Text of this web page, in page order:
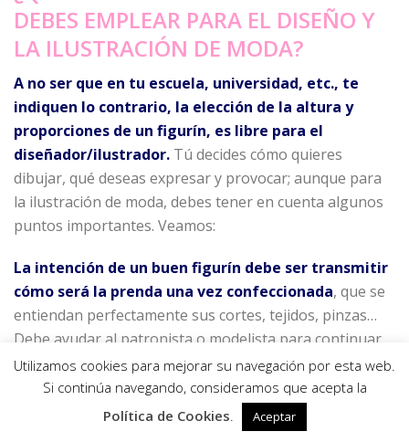
DEBES EMPLEAR PARA EL DISEÑO Y
LA ILUSTRACIÓN DE MODA?
A no ser que en tu escuela, universidad, etc., te
indiquen lo contrario, la elección de la altura y
proporciones de un figurín, es libre para el
diseñador/ilustrador. Tú decides cómo quieres
dibujar, qué deseas expresar y provocar; aunque para
la ilustración de moda, debes tener en cuenta algunos
puntos importantes. Veamos:
La intención de un buen figurín debe ser transmitir
cómo será la prenda una vez confeccionada, que se
entiendan perfectamente sus cortes, tejidos, pinzas…
Debe ayudar al patronista o modelista para continuar
el trabajo, o para que un cliente final entienda cómo va
a sentarle esa prenda que le han diseñado. La ropa
(sus pinzas, cortes, pespuntes, cremalleras… ),
accesorios o complementos que se muestren
0
Utilizamos cookies para mejorar su navegación por esta web.
Si continúa navegando, consideramos que acepta la
Política de Cookies. Aceptar